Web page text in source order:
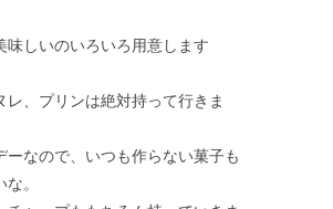
味しいのいろいろ用意します
レ、プリンは絶対持って行きま
ーなので、いつも作らない菓子も
。